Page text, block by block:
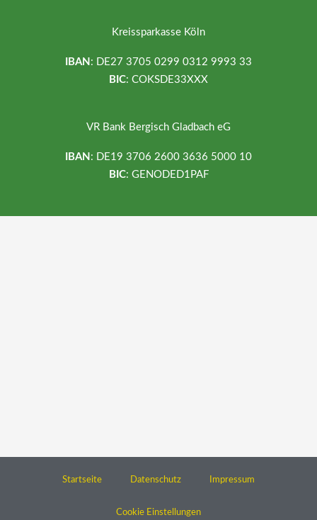
Kreissparkasse Köln
IBAN : DE27 3705 0299 0312 9993 33
BIC: COKSDE33XXX
VR Bank Bergisch Gladbach eG
IBAN : DE19 3706 2600 3636 5000 10
BIC: GENODED1PAF
Startseite Datenschutz Impressum
Cookie Einstellungen